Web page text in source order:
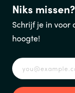
Niks missen?
Schrijf je in voor
hoogte!